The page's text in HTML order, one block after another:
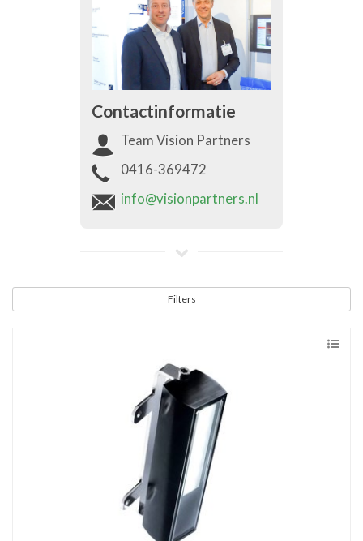
Contactinformatie
Team Vision Partners
0416-369472
info@visionpartners.nl
Filters